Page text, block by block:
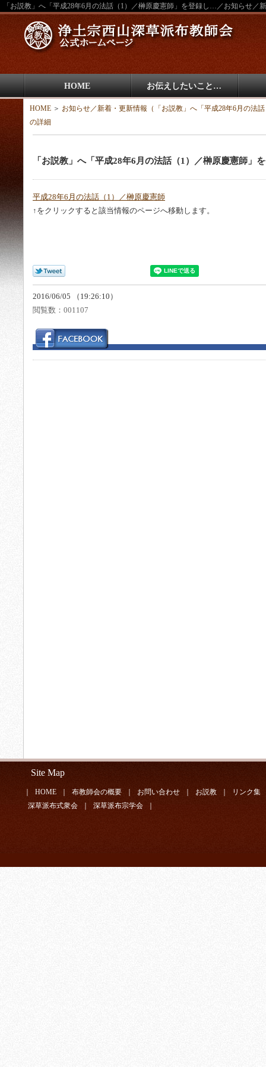
「お説教」へ「平成28年6月の法話（1）／榊原慶憲師」を登録し…／お知らせ／
HOME お伝えしたいこと…
HOME ＞ お知らせ／新着・更新情報（「お説教」へ「平成28年6月の法
の詳細
「お説教」へ「平成28年6月の法話（1）／榊原慶憲師」
平成28年6月の法話（1）／榊原慶憲師
↑をクリックすると該当情報のページへ移動します。
2016/06/05 （19:26:10）
閲覧数： 001107
Site Map
｜ HOME ｜ 布教師会の概要 ｜ お問い合わせ ｜ お説教 ｜ リンク集
深草派布式衆会
｜ 深草派布宗学会 ｜